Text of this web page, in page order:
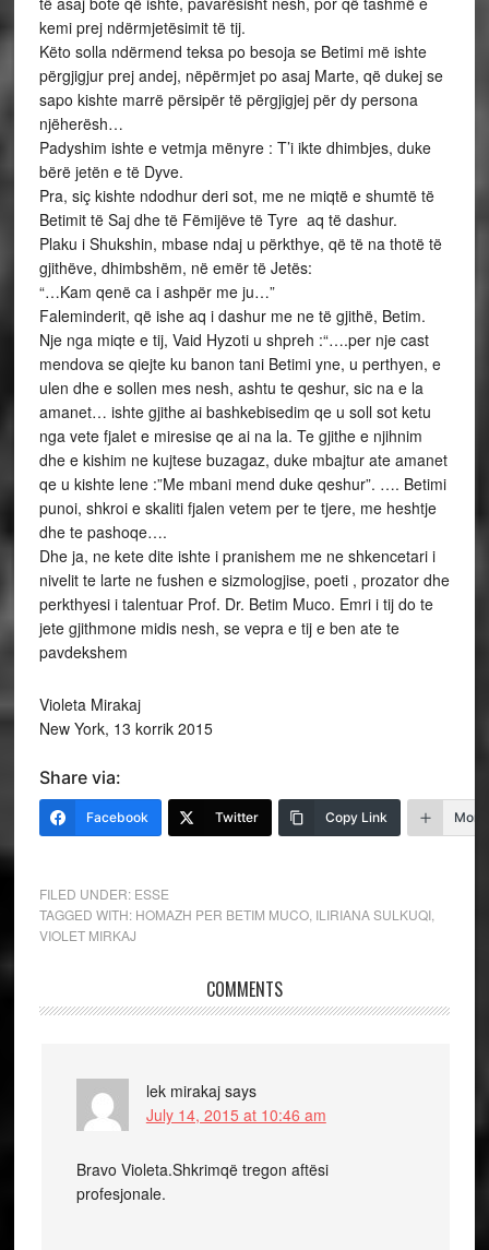
kemi prej ndërmjetësimit të tij.
Këto solla ndërmend teksa po besoja se Betimi më ishte
përgjigjur prej andej, nëpërmjet po asaj Marte, që dukej se
sapo kishte marrë përsipër të përgjigjej për dy persona
njëherësh…
Padyshim ishte e vetmja mënyre : T’i ikte dhimbjes, duke
bërë jetën e të Dyve.
Pra, siç kishte ndodhur deri sot, me ne miqtë e shumtë të
Betimit të Saj dhe të Fëmijëve të Tyre aq të dashur.
Plaku i Shukshin, mbase ndaj u përkthye, që të na thotë të
gjithëve, dhimbshëm, në emër të Jetës:
“…Kam qenë ca i ashpër me ju…”
Faleminderit, që ishe aq i dashur me ne të gjithë, Betim.
Nje nga miqte e tij, Vaid Hyzoti u shpreh :“….per nje cast
mendova se qiejte ku banon tani Betimi yne, u perthyen, e
ulen dhe e sollen mes nesh, ashtu te qeshur, sic na e la
amanet… ishte gjithe ai bashkebisedim qe u soll sot ketu
nga vete fjalet e miresise qe ai na la. Te gjithe e njihnim
dhe e kishim ne kujtese buzagaz, duke mbajtur ate amanet
qe u kishte lene :”Me mbani mend duke qeshur”. …. Betimi
punoi, shkroi e skaliti fjalen vetem per te tjere, me heshtje
dhe te pashoqe….
Dhe ja, ne kete dite ishte i pranishem me ne shkencetari i
nivelit te larte ne fushen e sizmologjise, poeti , prozator dhe
perkthyesi i talentuar Prof. Dr. Betim Muco. Emri i tij do te
jete gjithmone midis nesh, se vepra e tij e ben ate te
pavdekshem
Violeta Mirakaj
New York, 13 korrik 2015
Share via:
Facebook Twitter Copy Link More
FILED UNDER: ESSE
TAGGED WITH: HOMAZH PER BETIM MUCO, ILIRIANA SULKUQI,
VIOLET MIRKAJ
COMMENTS
lek mirakaj says
July 14, 2015 at 10:46 am
Bravo Violeta.Shkrimqë tregon aftësi
profesjonale.